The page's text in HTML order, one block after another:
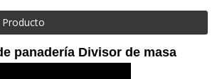
panadería Divisor de masa